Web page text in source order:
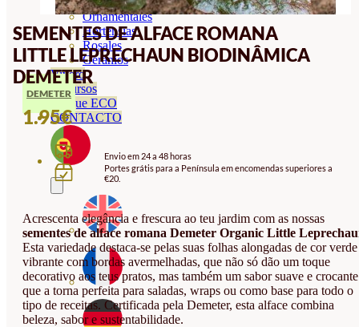
Ornamentales
Hortensias
Rosales
Geranios
Vivero
Recursos
Blogue ECO
CONTACTO
SEMENTES DE ALFACE ROMANA
LITTLE LEPRECHAUN BIODINÂMICA
DEMETER
DEMETER
1.95€
Envio em 24 a 48 horas
Portes grátis para a Península em encomendas superiores a
€20.
Acrescenta elegância e frescura ao teu jardim com as nossas
sementes de alface romana Demeter Organic Little
Esta variedade destaca-se pelas suas folhas alongadas de cor verde
vibrante com bordas avermelhadas, que não só dão um toque
decorativo aos teus pratos, mas também um sabor suave e crocante
que a torna perfeita para saladas, wraps ou como base para todo o
tipo de receitas. Certificada pela Demeter, esta alface combina
beleza, sabor e sustentabilidade.